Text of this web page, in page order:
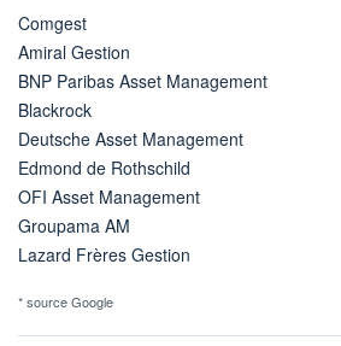
Comgest
Amiral Gestion
BNP Paribas Asset Management
Blackrock
Deutsche Asset Management
Edmond de Rothschild
OFI Asset Management
Groupama AM
Lazard Frères Gestion
* source Google